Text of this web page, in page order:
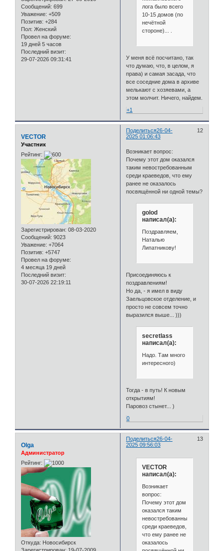
Сообщений: 699
Уважение: +509
Позитив: +284
Пол: Женский
Провел на форуме:
19 дней 5 часов
Последний визит:
29-07-2026 09:31:41
лога было всего
10-15 домов (по
нечётной
стороне)... .
У меня всё посчитано, так
что думаю, что, в целом, я
права) и самая засада, что
все соседние дома в архиве
мелькают с хозяевами, а
этом молчит. Ничего, найдем.
+1
Поделиться 12
26-04-
2025 01:06:43
VECTOR
Участник
Рейтинг:
Зарегистрирован: 08-03-2020
Сообщений: 9023
Уважение: +7064
Позитив: +5747
Провел на форуме:
4 месяца 19 дней
Последний визит:
30-07-2026 22:19:11
Возникает вопрос:
Почему этот дом оказался
таким невостребованным
среди краеведов, что ему
ранее не оказалось
посвящённой ни одной темы?
golod
написал(а):
Поздравляем,
Наталью
Липатникову!
Присоединяюсь к
поздравлениям!
Но да, - я имел в виду
Заельцовское отделение, и
просто не совсем точно
выразился выше... )))
secretlass
написал(а):
Надо. Там много
интересного)
Тогда - в путь! К новым
открытиям!
Паровоз стынет... )
0
Поделиться 13
26-04-
2025 09:56:03
Olga
Администратор
Рейтинг:
Откуда: Новосибирск
Зарегистрирован: 19-07-2009
VECTOR
написал(а):
Возникает
вопрос:
Почему этот дом
оказался таким
невостребованным
среди краеведов,
что ему ранее не
оказалось